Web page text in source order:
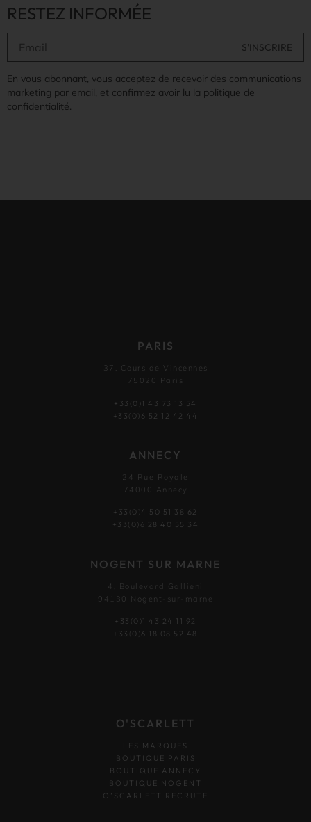
RESTEZ INFORMÉE
En vous abonnant, vous acceptez de recevoir des communications
marketing par email, et confirmez avoir lu la politique de
confidentialité.
PARIS
37, Cours de Vincennes
75020 Paris
+33(0)1 43 73 13 54
+33(0)6 52 12 42 44
ANNECY
24 Rue Royale
74000 Annecy
+33(0)4 50 51 38 62
+33(0)6 28 40 55 34
NOGENT SUR MARNE
4, Boulevard Gallieni
94130 Nogent-sur-marne
+33(0)1 43 24 11 92
+33(0)6 18 08 52 48
O'SCARLETT
LES MARQUES
BOUTIQUE PARIS
BOUTIQUE ANNECY
BOUTIQUE NOGENT
O’SCARLETT RECRUTE